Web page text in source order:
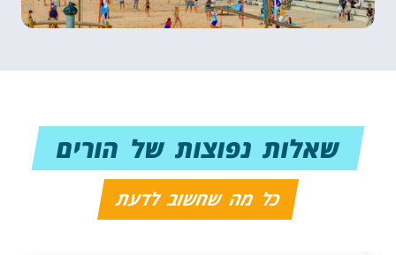
שאלות נפוצות של הורים
כל מה שחשוב לדעת